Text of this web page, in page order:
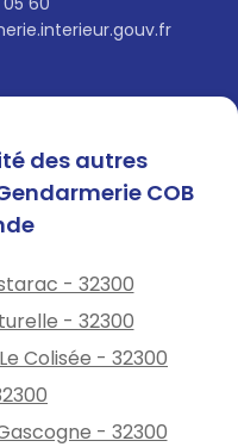
des autres
COB
- 32300
- 32300
Colisée - 32300
- 32300